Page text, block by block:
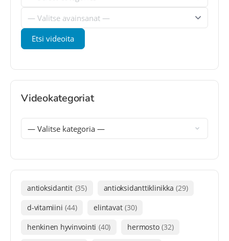
Videokategoriat
antioksidantit (35) antioksidanttiklinikka (29)
d-vitamiini (44) elintavat (30)
henkinen hyvinvointi (40) hermosto (32)